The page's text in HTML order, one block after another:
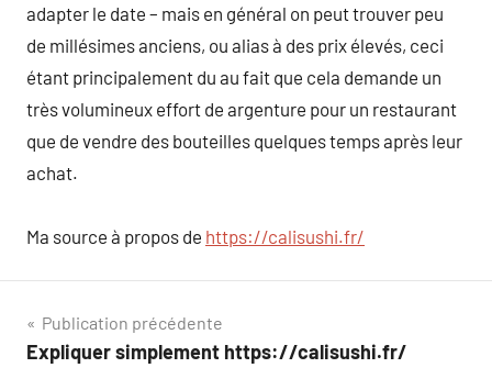
adapter le date – mais en général on peut trouver peu
de millésimes anciens, ou alias à des prix élevés, ceci
étant principalement du au fait que cela demande un
très volumineux effort de argenture pour un restaurant
que de vendre des bouteilles quelques temps après leur
achat.
Ma source à propos de https://calisushi.fr/
Navigation
de
Publication précédente
Expliquer simplement https://calisushi.fr/